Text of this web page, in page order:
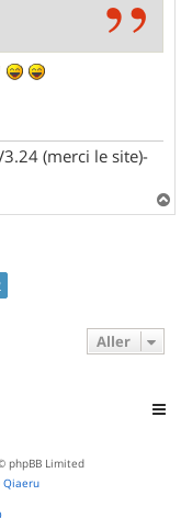
(merci le site)-
a
Aller
phpBB Limited
Qiaeru